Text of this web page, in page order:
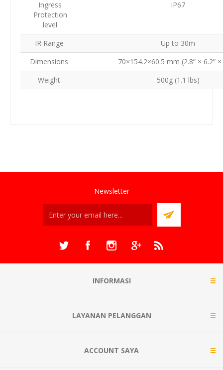
Ingress
Protection
level
IP67
IR Range
Up to 30m
Dimensions
70×154.2×60.5 mm (2.8” × 6.2” ×
Weight
500g (1.1 lbs)
Newsletter
INFORMASI
LAYANAN PELANGGAN
ACCOUNT SAYA